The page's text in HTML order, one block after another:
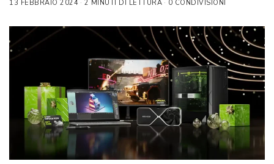
13 FEBBRAIO 2024 2 MINUTI DI LETTURA 0 CONDIVISIONI